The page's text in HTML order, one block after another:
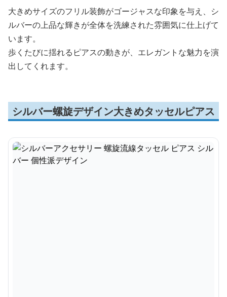
大きめサイズのフリル装飾がゴージャスな印象を与え、シ
ルバーの上品な輝きが全体を洗練された雰囲気に仕上げて
います。
歩くたびに揺れるピアスの動きが、エレガントな魅力を演
出してくれます。
シルバー螺旋デザイン大きめタッセルピアス